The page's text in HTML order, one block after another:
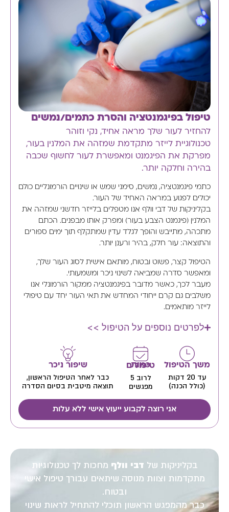
טיפול בפיגמנטציה והסרת כתמים/נמשים
להחזיר לעור שלך מראה אחיד, נקי וזוהר
טכנולוגיית לייזר מתקדמת שמזהה את המלנין בעור,
מפרקת את הפיגמנט ומאפשרת לעור לחשוף שכבה
בהירה וחלקה יותר.
כתמי פיגמנטציה, נמשים, סימני שמש או שינויים הורמונליים כולם
יכולים לפגוע במראה האחיד של העור.
בקליניקות של דבי וולף אנו מטפלים בלייזר חדשני שמזהה את
המלנין (פיגמנט הצבע בעור) ומפרק אותו מבפנים. הכתם
מתכהה, מתייבש והופך לגלד עדין שמתקלף תוך ימים ספורים
והתוצאה: עור חלק, בהיר ורענן יותר.
הטיפול קצר, פשוט ובטוח, מותאם אישית לסוג העור שלך,
ומאפשר סדרה שמביאה לשינוי ניכר ומשמעותי.
מעבר לכך, כאשר מדובר בפיגמנטציה ממקור הורמונלי אנו
משלבים גם קרם ייחודי המחדש את תאי העור יחד עם טיפולי
לייזר מותאמים.
לפרטים נוספים על הטיפול >>
משך הטיפול
עד 20 דקות
(כולל הכנה)
כמות טיפולים
לרוב 5
מפגשים
שיפור ניכר
כבר לאחר הטיפול הראשון,
תוצאה מיטבית בסיום הסדרה
אני רוצה לקבוע ייעוץ אישי ללא עלות
בקליניקות של דבי וולף מחכות לך טכנולוגיות
מתקדמות וצוות מנוסה שיתאים עבורך טיפול אישי
ובטוח.
כבר מהמפגש הראשון תוכלי להתחיל לראות שינוי